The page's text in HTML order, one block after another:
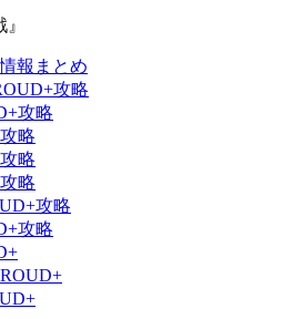
報まとめ
攻略
攻略
略
略
略
攻略
攻略